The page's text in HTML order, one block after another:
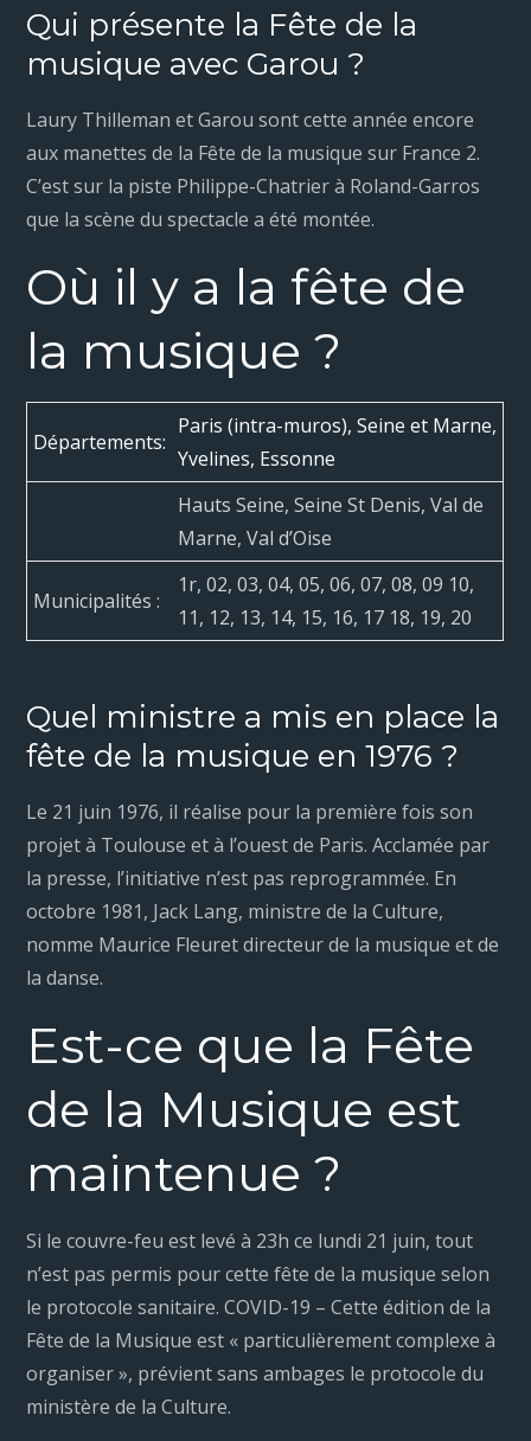
Qui présente la Fête de la
musique avec Garou ?
Laury Thilleman et Garou sont cette année encore
aux manettes de la Fête de la musique sur France 2.
C’est sur la piste Philippe-Chatrier à Roland-Garros
que la scène du spectacle a été montée.
Où il y a la fête de
la musique ?
Départements:
Paris (intra-muros), Seine et Marne,
Yvelines, Essonne
Hauts Seine, Seine St Denis, Val de
Marne, Val d’Oise
Municipalités :
1r, 02, 03, 04, 05, 06, 07, 08, 09 10,
11, 12, 13, 14, 15, 16, 17 18, 19, 20
Quel ministre a mis en place la
fête de la musique en 1976 ?
Le 21 juin 1976, il réalise pour la première fois son
projet à Toulouse et à l’ouest de Paris. Acclamée par
la presse, l’initiative n’est pas reprogrammée. En
octobre 1981, Jack Lang, ministre de la Culture,
nomme Maurice Fleuret directeur de la musique et de
la danse.
Est-ce que la Fête
de la Musique est
maintenue ?
Si le couvre-feu est levé à 23h ce lundi 21 juin, tout
n’est pas permis pour cette fête de la musique selon
le protocole sanitaire. COVID-19 – Cette édition de la
Fête de la Musique est « particulièrement complexe à
organiser », prévient sans ambages le protocole du
ministère de la Culture.